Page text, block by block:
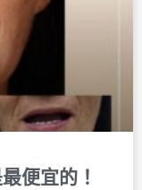
便宜的！